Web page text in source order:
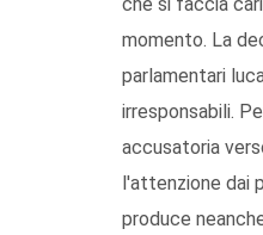
momento. La
parlamentari
irresponsabili.
accusatoria
l'attenzione dai
produce